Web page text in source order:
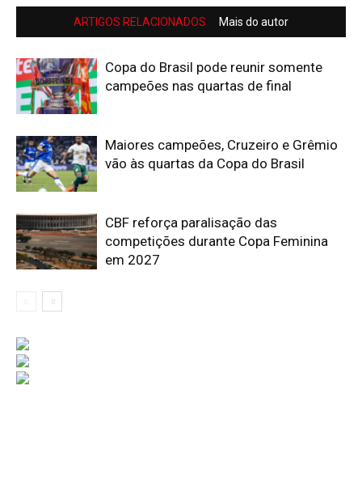
ARTIGOS RELACIONADOS Mais do autor
Copa do Brasil pode reunir somente
campeões nas quartas de final
Maiores campeões, Cruzeiro e Grêmio
vão às quartas da Copa do Brasil
CBF reforça paralisação das
competições durante Copa Feminina
em 2027